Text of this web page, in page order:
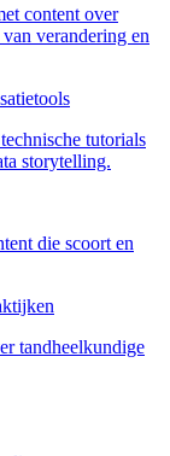
content over
verandering en
tutorials
storytelling.
die scoort en
tandheelkundige